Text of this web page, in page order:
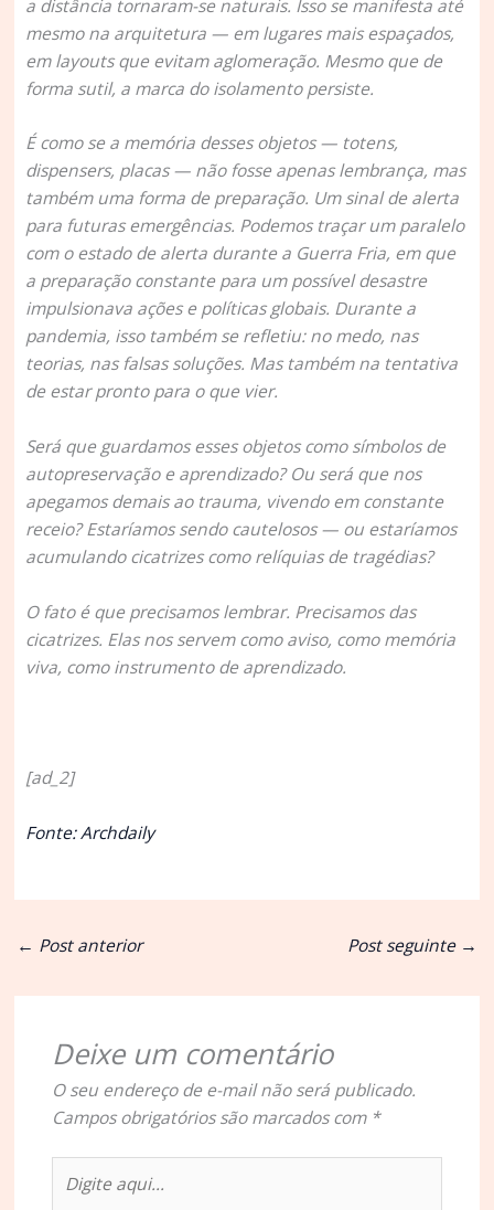
a distância tornaram-se naturais. Isso se manifesta até
mesmo na arquitetura — em lugares mais espaçados,
em layouts que evitam aglomeração. Mesmo que de
forma sutil, a marca do isolamento persiste.
É como se a memória desses objetos — totens,
dispensers, placas — não fosse apenas lembrança, mas
também uma forma de preparação. Um sinal de alerta
para futuras emergências. Podemos traçar um paralelo
com o estado de alerta durante a Guerra Fria, em que
a preparação constante para um possível desastre
impulsionava ações e políticas globais. Durante a
pandemia, isso também se refletiu: no medo, nas
teorias, nas falsas soluções. Mas também na tentativa
de estar pronto para o que vier.
Será que guardamos esses objetos como símbolos de
autopreservação e aprendizado? Ou será que nos
apegamos demais ao trauma, vivendo em constante
receio? Estaríamos sendo cautelosos — ou estaríamos
acumulando cicatrizes como relíquias de tragédias?
O fato é que precisamos lembrar. Precisamos das
cicatrizes. Elas nos servem como aviso, como memória
viva, como instrumento de aprendizado.
[ad_2]
Fonte: Archdaily
← Post anterior Post seguinte →
Deixe um comentário
O seu endereço de e-mail não será publicado.
Campos obrigatórios são marcados com *
aqui...